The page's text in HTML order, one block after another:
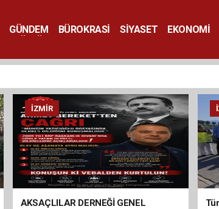
GÜNDEM BÜROKRASİ SİYASET EKONOMİ
İZMIR
AKSAÇLILAR DERNEĞİ GENEL